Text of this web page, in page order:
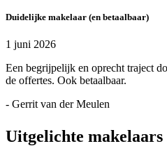
Duidelijke makelaar (en betaalbaar)
1 juni 2026
Een begrijpelijk en oprecht traject
de offertes. Ook betaalbaar.
- Gerrit van der Meulen
Uitgelichte